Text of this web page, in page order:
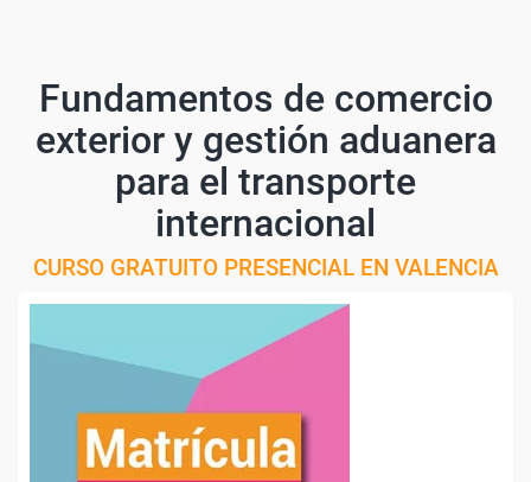
Fundamentos de comercio
exterior y gestión aduanera
para el transporte
internacional
CURSO GRATUITO PRESENCIAL EN VALENCIA